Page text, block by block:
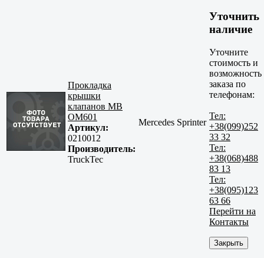
Прокладка
крышки
клапанов MB
OM601
Артикул:
0210012
Производитель:
TruckTec
Mercedes Sprinter
Уточнить
наличие
Уточните
стоимость и
возможность
заказа по
телефонам:
Тел:
+38(099)252
33 32
Тел:
+38(068)488
83 13
Тел:
+38(095)123
63 66
Перейти на
Контакты
Закрыть